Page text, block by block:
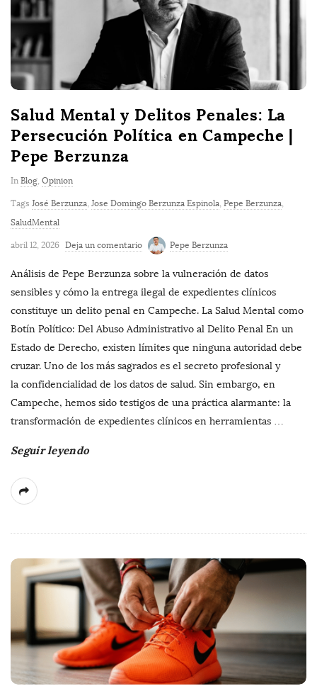
Salud Mental y Delitos Penales: La
Persecución Política en Campeche |
Pepe Berzunza
In Blog, Opinion
Tags José Berzunza, Jose Domingo Berzunza Espinola, Pepe Berzunza,
SaludMental
abril 12, 2026 Deja un comentario Pepe Berzunza
Análisis de Pepe Berzunza sobre la vulneración de datos
sensibles y cómo la entrega ilegal de expedientes clínicos
constituye un delito penal en Campeche. La Salud Mental como
Botín Político: Del Abuso Administrativo al Delito Penal En un
Estado de Derecho, existen límites que ninguna autoridad debe
cruzar. Uno de los más sagrados es el secreto profesional y
la confidencialidad de los datos de salud. Sin embargo, en
Campeche, hemos sido testigos de una práctica alarmante: la
transformación de expedientes clínicos en herramientas …
Seguir leyendo